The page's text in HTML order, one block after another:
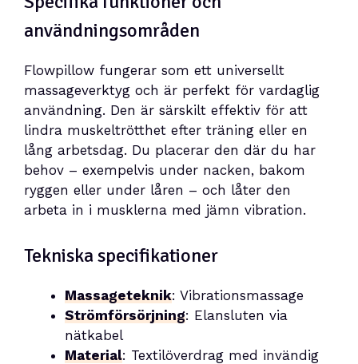
användningsområden
Flowpillow fungerar som ett universellt
massageverktyg och är perfekt för vardaglig
användning. Den är särskilt effektiv för att
lindra muskeltrötthet efter träning eller en
lång arbetsdag. Du placerar den där du har
behov – exempelvis under nacken, bakom
ryggen eller under låren – och låter den
arbeta in i musklerna med jämn vibration.
Tekniska specifikationer
Massageteknik: Vibrationsmassage
Strömförsörjning: Elansluten via
nätkabel
Material: Textilöverdrag med invändig